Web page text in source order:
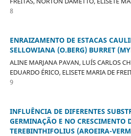
8
ENRAIZAMENTO DE ESTACAS
SELLOWIANA (O.BERG) BURRET
ALINE MARJANA PAVAN, LUÍS CARLOS
EDUARDO ÉRICO, ELISETE MARIA DE
9
INFLUÊNCIA DE DIFERENTES
GERMINAÇÃO E NO CRESCIMENTO
TEREBINTHIFOLIUS (AROEIRA-